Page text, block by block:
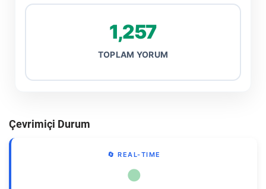
1,257
TOPLAM YORUM
Çevrimiçi Durum
🔄 REAL-TIME
●